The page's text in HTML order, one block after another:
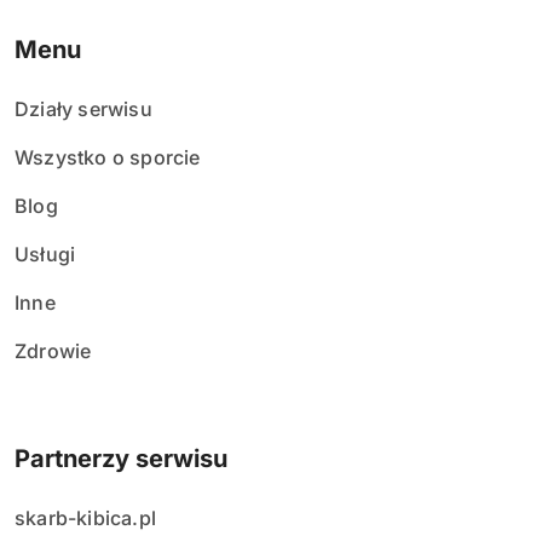
Menu
Działy serwisu
Wszystko o sporcie
Blog
Usługi
Inne
Zdrowie
Partnerzy serwisu
skarb-kibica.pl